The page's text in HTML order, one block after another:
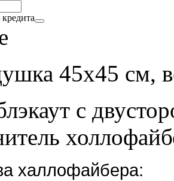
45х45 см,
с
халлофайбера: